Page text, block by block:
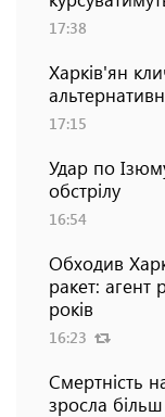
17:38
Харків'ян
17:15
Удар по
обстрілу
16:54
Обходив
ракет: агент
років
16:23
Смертність
зросла більш